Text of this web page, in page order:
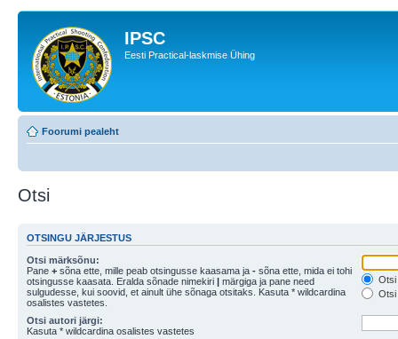
IPSC
Eesti Practical-laskmise Ühing
Foorumi pealeht
Otsi
OTSINGU JÄRJESTUS
Otsi märksõnu:
Pane + sõna ette, mille peab otsingusse kaasama ja - sõna ette, mida ei tohi
otsingusse kaasata. Eralda sõnade nimekiri | märgiga ja pane need
sulgudesse, kui soovid, et ainult ühe sõnaga otsitaks. Kasuta * wildcardina
osalistes vastetes.
Otsi
Otsi
Otsi autori järgi:
Kasuta * wildcardina osalistes vastetes